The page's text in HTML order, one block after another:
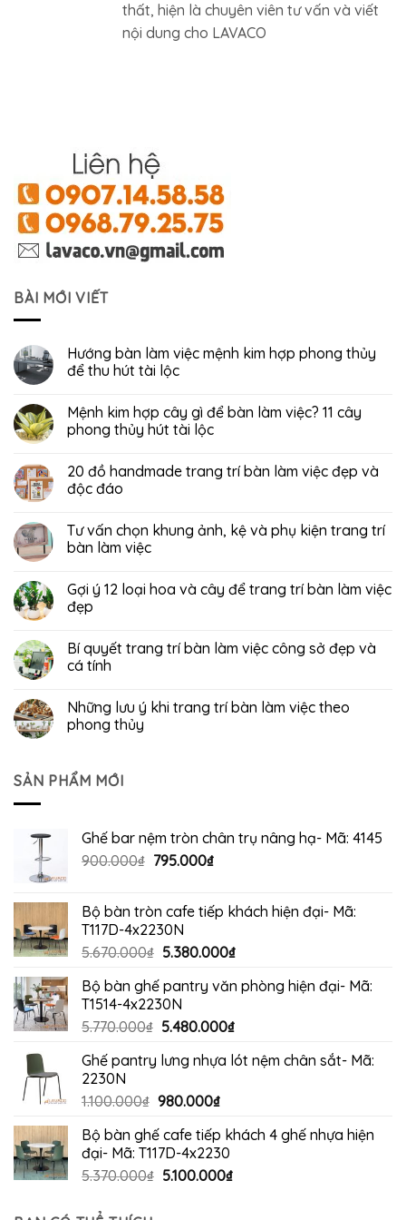
thất, hiện là chuyên viên tư vấn và viết
nội dung cho LAVACO
BÀI MỚI VIẾT
Hướng bàn làm việc mệnh kim hợp phong thủy
để thu hút tài lộc
Mệnh kim hợp cây gì để bàn làm việc? 11 cây
phong thủy hút tài lộc
20 đồ handmade trang trí bàn làm việc đẹp và
độc đáo
Tư vấn chọn khung ảnh, kệ và phụ kiện trang trí
bàn làm việc
Gợi ý 12 loại hoa và cây để trang trí bàn làm việc
đẹp
Bí quyết trang trí bàn làm việc công sở đẹp và
cá tính
Những lưu ý khi trang trí bàn làm việc theo
phong thủy
SẢN PHẨM MỚI
Ghế bar nệm tròn chân trụ nâng hạ- Mã: 4145
900.000₫ Giá
900.000₫.
795.000₫Giá
là:
Bộ bàn tròn cafe tiếp khách hiện đại- Mã:
T117D-4x2230N
5.670.000₫ Giá
là:
5.670.000₫.
5.380.000₫Giá
tại
5.380.000₫.
Bộ bàn ghế pantry văn phòng hiện đại- Mã:
T1514-4x2230N
5.770.000₫ Giá
là:
5.480.000₫Giá
tại
Ghế pantry lưng nhựa lót nệm chân sắt- Mã:
2230N
1.100.000₫ Giá
là:
1.100.000₫.
980.000₫Giá
tại
là:
980.000₫.
Bộ bàn ghế cafe tiếp khách 4 ghế nhựa hiện
đại- Mã: T117D-4x2230
5.370.000₫ Giá
5.100.000₫Giá